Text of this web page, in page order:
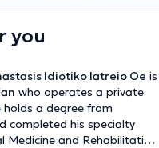
you
Idiotiko Iatreio Oe is
who operates a private
a degree from
completed his specialty
and Rehabilitation